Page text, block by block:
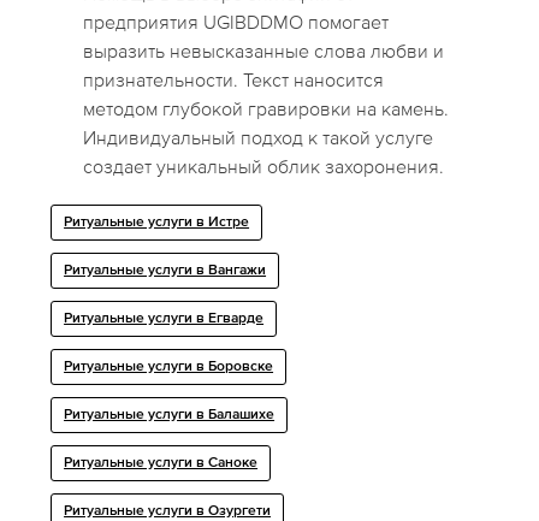
предприятия UGIBDDMO помогает
выразить невысказанные слова любви и
признательности. Текст наносится
методом глубокой гравировки на камень.
Индивидуальный подход к такой услуге
создает уникальный облик захоронения.
Ритуальные услуги в Истре
Ритуальные услуги в Вангажи
Ритуальные услуги в Егварде
Ритуальные услуги в Боровске
Ритуальные услуги в Балашихе
Ритуальные услуги в Саноке
Ритуальные услуги в Озургети